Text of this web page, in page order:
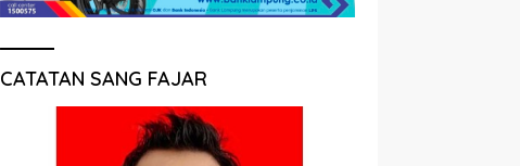
CATATAN SANG FAJAR